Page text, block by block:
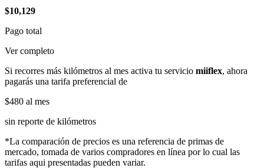
$10,129
Pago total
Ver completo
Si recorres más kilómetros al mes activa tu servicio miiflex, ahora
pagarás una tarifa preferencial de
$480 al mes
sin reporte de kilómetros
*La comparación de precios es una referencia de primas de
mercado, tomada de varios compradores en línea por lo cual las
tarifas aqui presentadas pueden variar.